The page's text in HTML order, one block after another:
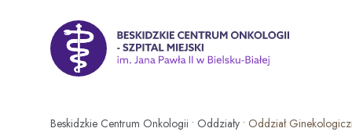
Beskidzkie Centrum Onkologii - Szpital Miejski im. Jana
Beskidzkie Centrum Onkologii • Oddziały • Oddział